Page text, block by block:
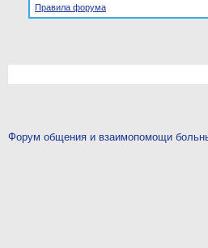
Правила форума
Форум общения и взаимопомощи